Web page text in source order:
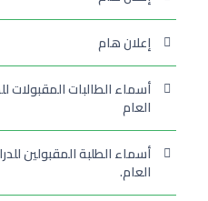
إعلان هام
أسماء الطالبات المقبولات
العام
أسماء الطلبة المقبولين
العام.